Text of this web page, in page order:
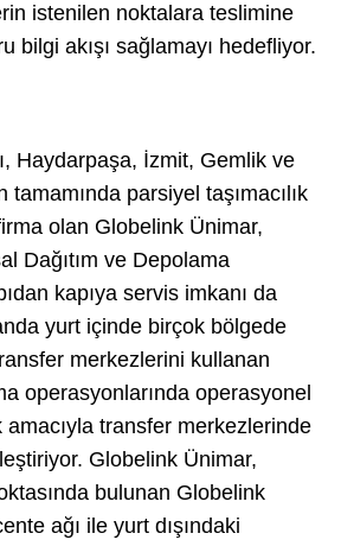
istenilen noktalara teslimine
bilgi akışı sağlamayı hedefliyor.
Haydarpaşa, İzmit, Gemlik ve
tamamında parsiyel taşımacılık
olan Globelink Ünimar,
Dağıtım ve Depolama
kapıya servis imkanı da
yurt içinde birçok bölgede
merkezlerini kullanan
operasyonlarında operasyonel
transfer merkezlerinde
Globelink Ünimar,
bulunan Globelink
ağı ile yurt dışındaki